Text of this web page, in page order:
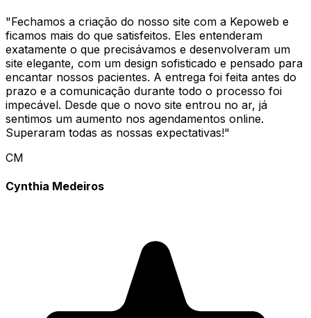
"Fechamos a criação do nosso site com a Kepoweb e
ficamos mais do que satisfeitos. Eles entenderam
exatamente o que precisávamos e desenvolveram um
site elegante, com um design sofisticado e pensado para
encantar nossos pacientes. A entrega foi feita antes do
prazo e a comunicação durante todo o processo foi
impecável. Desde que o novo site entrou no ar, já
sentimos um aumento nos agendamentos online.
Superaram todas as nossas expectativas!"
CM
Cynthia Medeiros